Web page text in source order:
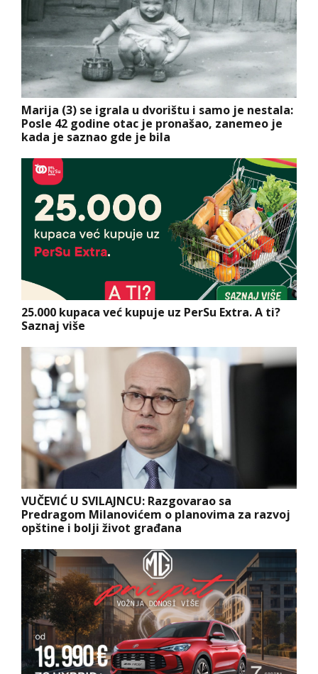
Marija (3) se igrala u dvorištu i samo je nestala:
Posle 42 godine otac je pronašao, zanemeo je
kada je saznao gde je bila
25.000 kupaca već kupuje uz PerSu Extra. A ti?
Saznaj više
VUČEVIĆ U SVILAJNCU: Razgovarao sa
Predragom Milanovićem o planovima za razvoj
opštine i bolji život građana